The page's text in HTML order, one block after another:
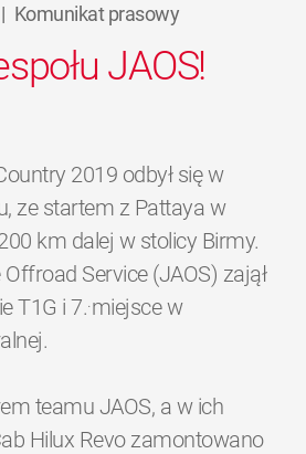
| Komunikat prasowy
JAOS!
2019 odbył się w
ze startem z Pattaya w
km dalej w stolicy Birmy.
Service (JAOS) zajął
T1G i 7. miejsce w
teamu JAOS, a w ich
Hilux Revo zamontowano